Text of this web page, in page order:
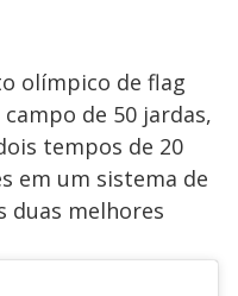
olímpico de flag
de 50 jardas,
tempos de 20
em um sistema de
duas melhores